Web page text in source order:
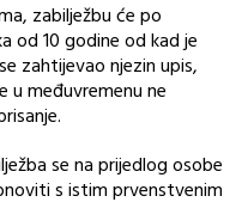
zabilježbu će po
od 10 godine od kad je
zahtijevao njezin upis,
u međuvremenu ne
se na prijedlog osobe
s istim prvenstvenim